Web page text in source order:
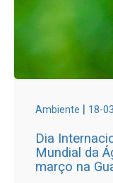
Ambiente | 18-
Dia
Mundial da
março na